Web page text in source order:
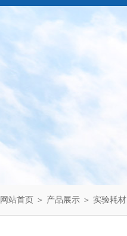
网站首页 ＞ 产品展示 ＞ 实验耗材